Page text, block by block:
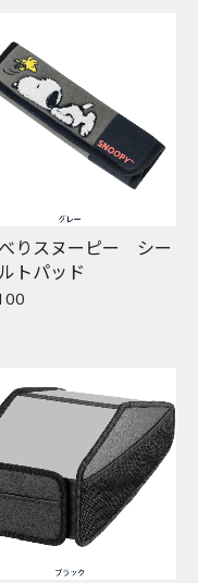
りスヌーピー シー
トパッド